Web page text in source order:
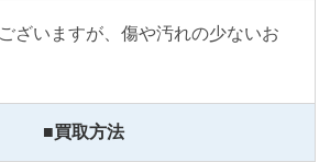
ざいますが、傷や汚れの少ないお
■買取方法